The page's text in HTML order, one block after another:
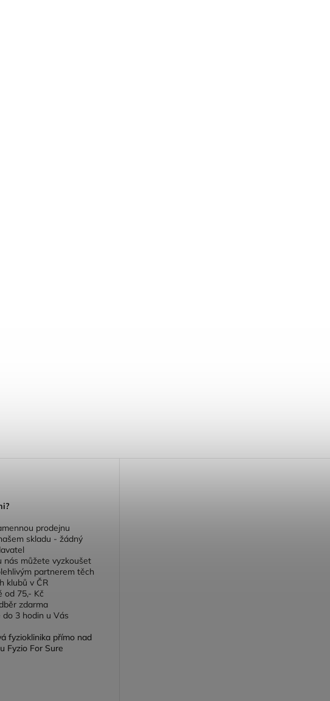
prodejnu
skladu - žádný
nás můžete vyzkoušet
partnerem těch
klubů v ČR
od 75,- Kč
zdarma
do 3 hodin u Vás
fyzioklinika přímo nad
Fyzio For Sure